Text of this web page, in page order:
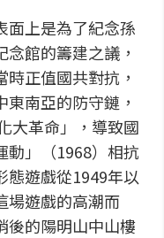
面上是為了紀念孫
館的籌建之議，
正值國共對抗，
南亞的防守鏈，
大革命」，導致國
動」（1968）相抗
態遊戲從1949年以
遊戲的高潮而
後的陽明山中山樓